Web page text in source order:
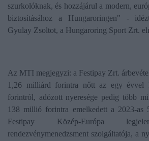
szurkolóknak, és hozzájárul a modern,
biztosításához a Hungaroringen" -
Gyulay Zsoltot, a Hungaroring Sport Zrt.
Az MTI megjegyzi: a Festipay Zrt.
1,26 milliárd forintra nőtt az egy évvel
forintról, adózott nyeresége pedig több
138 millió forintra emelkedett a 2023-
Festipay Közép-Európa
rendezvénymenedzsment szolgáltatója, a